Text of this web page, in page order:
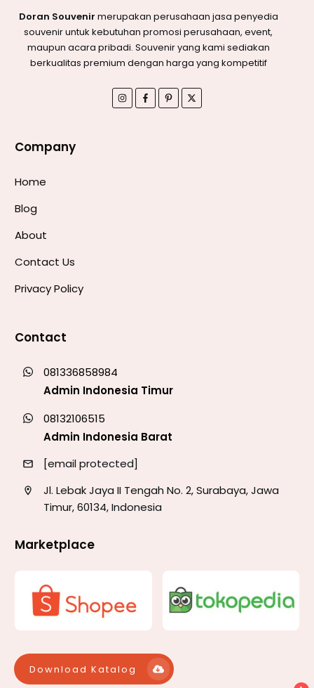
Doran Souvenir merupakan perusahaan jasa penyedia
souvenir untuk kebutuhan promosi perusahaan, event,
maupun acara pribadi. Souvenir yang kami sediakan
berkualitas premium dengan harga yang kompetitif
Company
Home
Blog
About
Contact Us
Privacy Policy
Contact
081336858984
Admin Indonesia Timur
08132106515
Admin Indonesia Barat
[email protected]
Jl. Lebak Jaya II Tengah No. 2, Surabaya, Jawa
Timur, 60134, Indonesia
Marketplace
Download Katalog